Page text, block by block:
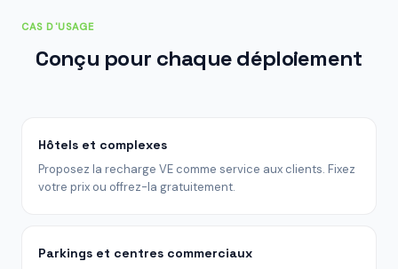
CAS D'USAGE
Conçu pour chaque déploiement
Hôtels et complexes
Proposez la recharge VE comme service aux clients. Fixez
votre prix ou offrez-la gratuitement.
Parkings et centres commerciaux